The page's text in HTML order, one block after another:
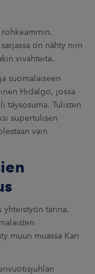
rohkeammin.
on nähty niin
vivahteita.
suomalaiseen
Hidalgo, jossa
täysosuma. Tulisten
supertulisen
vain
yhteistyön tarina.
muun muassa Kari